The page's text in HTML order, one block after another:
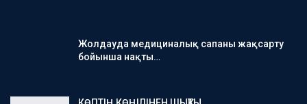
Жолдауда медициналық сапаны жақсарту
бойынша нақты…